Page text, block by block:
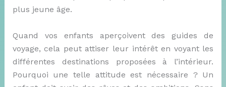
plus jeune âge.
Quand vos enfants aperçoivent des guides de
voyage, cela peut attiser leur intérêt en voyant les
différentes destinations proposées à l’intérieur.
Pourquoi une telle attitude est nécessaire ? Un